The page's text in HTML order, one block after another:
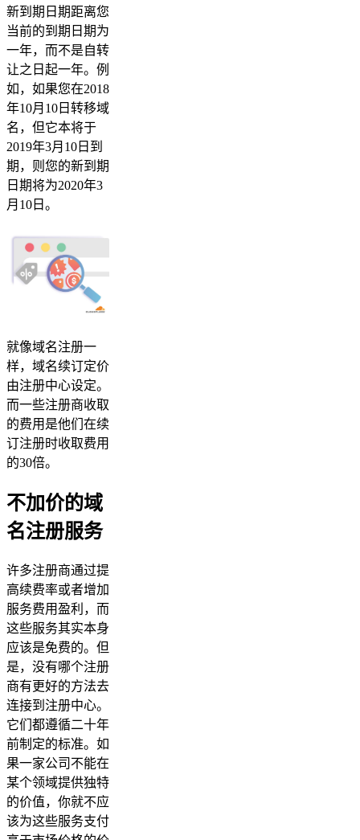
新到期日期距离您
当前的到期日期为
一年，而不是自转
让之日起一年。例
如，如果您在2018
年10月10日转移域
名，但它本将于
2019年3月10日到
期，则您的新到期
日期将为2020年3
月10日。
就像域名注册一
样，域名续订定价
由注册中心设定。
而一些注册商收取
的费用是他们在续
订注册时收取费用
的30倍。
不加价的域
名注册服务
许多注册商通过提
高续费率或者增加
服务费用盈利，而
这些服务其实本身
应该是免费的。但
是，没有哪个注册
商有更好的方法去
连接到注册中心。
它们都遵循二十年
前制定的标准。如
果一家公司不能在
某个领域提供独特
的价值，你就不应
该为这些服务支付